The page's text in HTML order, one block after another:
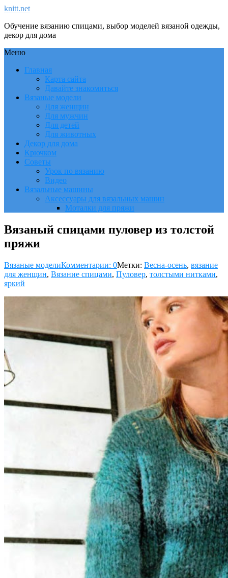
knitt.net
Обучение вязанию спицами, выбор моделей вязаной одежды,
декор для дома
Меню
Главная
Карта сайта
Давайте знакомиться
Вязаные модели
Для женщин
Для мужчин
Для детей
Для животных
Декор для дома
Крючком
Советы
Урок по вязанию
Видео
Вязальные машины
Аксессуары для вязальных машин
Моталки для пряжи
Вязаный спицами пуловер из толстой
пряжи
Вязаные моделиКомментарии: 0Метки: Весна-осень, вязание
для женщин, Вязание спицами, Пуловер, толстыми нитками,
яркий